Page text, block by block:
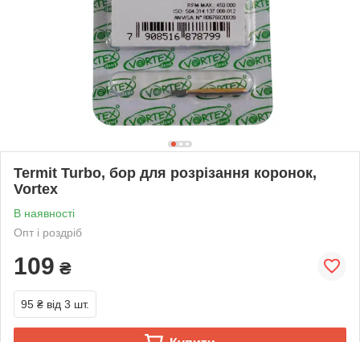
Termit Turbo, бор для розрізання коронок,
Vortex
В наявності
Опт і роздріб
109 ₴
95 ₴ від 3 шт.